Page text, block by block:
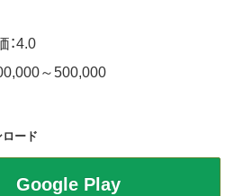
：4.0
～500,000
ロード